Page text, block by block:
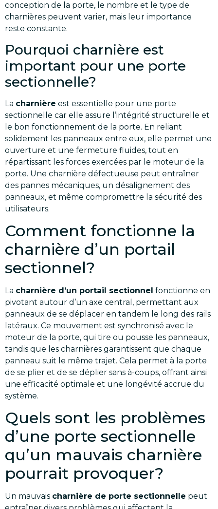
conception de la porte, le nombre et le type de
charnières peuvent varier, mais leur importance
reste constante.
Pourquoi charnière est
important pour une porte
sectionnelle?
La charnière est essentielle pour une porte
sectionnelle car elle assure l’intégrité structurelle et
le bon fonctionnement de la porte. En reliant
solidement les panneaux entre eux, elle permet une
ouverture et une fermeture fluides, tout en
répartissant les forces exercées par le moteur de la
porte. Une charnière défectueuse peut entraîner
des pannes mécaniques, un désalignement des
panneaux, et même compromettre la sécurité des
utilisateurs.
Comment fonctionne la
charnière d’un portail
sectionnel?
La charnière d’un portail sectionnel fonctionne en
pivotant autour d’un axe central, permettant aux
panneaux de se déplacer en tandem le long des rails
latéraux. Ce mouvement est synchronisé avec le
moteur de la porte, qui tire ou pousse les panneaux,
tandis que les charnières garantissent que chaque
panneau suit le même trajet. Cela permet à la porte
de se plier et de se déplier sans à-coups, offrant ainsi
une efficacité optimale et une longévité accrue du
système.
Quels sont les problèmes
d’une porte sectionnelle
qu’un mauvais charnière
pourrait provoquer?
Un mauvais charnière de porte sectionnelle peut